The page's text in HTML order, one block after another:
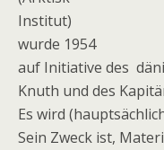
Institut)
wurde 1954
auf Initiative des
Knuth und des
Es wird
Sein Zweck ist,